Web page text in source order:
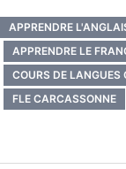
APPRENDRE
APPRENDRE LE
COURS DE LANGUES
FLE CARCASSONNE